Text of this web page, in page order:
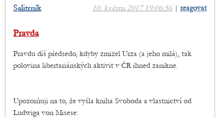
10. května 2017 19:06:56 | reagovat
Salitrník
Pravda
Pravdu díš předsedo, kdyby zmizel Urza (a jeho milá), tak
polovina libertariánských aktivit v ČR ihned zanikne.
Upozorňuji na to, že vyšla kniha Svoboda a vlastnictví od
Ludwiga von Misese: